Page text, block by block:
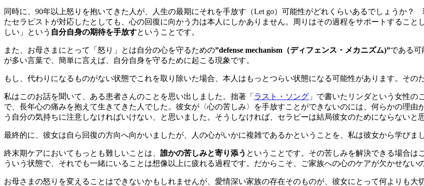
同時に、90年以上怒りを抱いてきた人が、人生の最期にそれを手放す（Let go）可能性がどれくらいあるでしょうか
たセラピストが対応したとしても、心の回復に向かう力は本人にしかありません。周りはその過程をサポートするこ
しい」という 自分自身の期待を手放すということです。
また、お母さまにとって「怒り」とは自分の心を守るための”defense mechanism（ディフェンス・メカニズム)”である可
が多い言葉で、簡単に言えば、自分自身を守るために起こる現象です。
もし、代わりになるものがない状態でこれを取り除いた場合、本人はもっとつらい状態になる可能性があります。その
私はこのお話を聞いて、ある患者さんのことを思い出しました。拙著「 ラスト・ソング 」で書いたリンダという女性の
で、長年心の痛みを抱えて生きてきた人でした。彼女が〈心の苦しみ〉を手放すことができないのには、何らかの理
う自分の気持ちに注意しなければいけない、と思いました。そうしなければ、セラピーは結局彼女のためにならないと
最終的に、彼女は自ら回復の方向へ向かいましたが、人の心がいかに複雑であるかということを、私は彼女から学びまし
終末期ケアにおいてもっとも難しいことは、 誰かの苦しみと寄り添う ということです。その苦しみを解決できる場合は
ういう状態で、それでも一緒にいることは想像以上に疲れる過程です。だからこそ、ご家族への心のケアが欠かせないの
お母さまの怒りを変えることはできないかもしれませんが、愛情深い家族の存在そのものが、彼女にとって何よりも大